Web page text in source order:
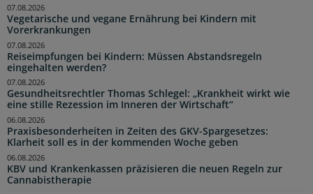
Vegetarische und vegane Ernährung bei Kindern mit
Vorerkrankungen
07.08.2026
Reiseimpfungen bei Kindern: Müssen Abstandsregeln
eingehalten werden?
07.08.2026
Gesundheitsrechtler Thomas Schlegel: „Krankheit wirkt wie
eine stille Rezession im Inneren der Wirtschaft“
07.08.2026
Praxisbesonderheiten in Zeiten des GKV-Spargesetzes:
Klarheit soll es in der kommenden Woche geben
06.08.2026
KBV und Krankenkassen präzisieren die neuen Regeln zur
Cannabistherapie
06.08.2026